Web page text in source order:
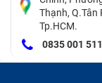
Cùng tìm hiểu
Chất lượng
Trung tâm chỉ
Thạnh, Q.Tân
Tp.HCM.
0835 001 511